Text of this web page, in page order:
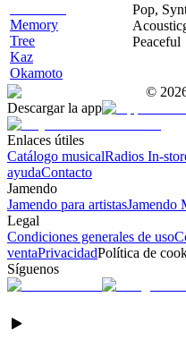
Memory
Tree
Kaz
Okamoto
Pop,
Peaceful
©
Descargar la app
Enlaces útiles
Catálogo musicalRadios In-
ayudaContacto
Jamendo
Jamendo para artistasJamendo
Legal
Condiciones generales de uso
ventaPrivacidadPolítica de
Síguenos